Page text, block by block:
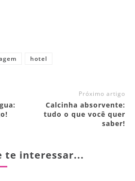
hotel
Próximo artigo
Calcinha absorvente:
tudo o que você quer
saber!
te interessar...